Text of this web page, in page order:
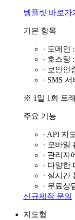
템플릿 바로가
기본 항목
· 도메인 :
· 호스팅 :
· 보안인
· SMS
※ 1일 1회 트
주요 기능
· API 지
· 모바일
· 관리자
· 다양한
· 실시간
· 무료상
신규제작 문의
지도형